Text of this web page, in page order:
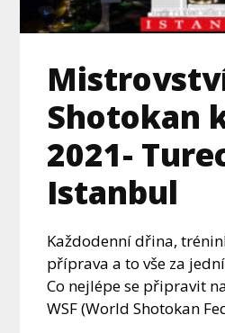
Shotokan
2021-
Istanbul
Každodenní dřina,
příprava a to vše za
Co nejlépe se připravit
WSF (World Shotokan